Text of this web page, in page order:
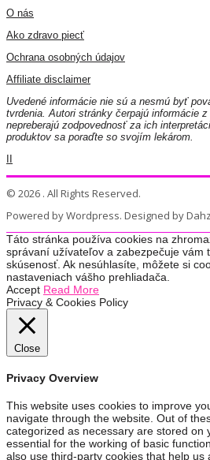
O nás
Ako zdravo piecť
Ochrana osobných údajov
Affiliate disclaimer
Uvedené informácie nie sú a nesmú byť
tvrdenia. Autori stránky čerpajú informácie
nepreberajú zodpovednosť za ich
produktov sa poraďte so svojím lekárom.
© 2026 . All Rights Reserved.
Powered by Wordpress. Designed by Dahz
Táto stránka používa cookies na
správaní užívateľov a zabezpečuje vám
skúsenosť. Ak nesúhlasíte, môžete si
nastaveniach vášho prehliadača.
Accept Read More
Privacy & Cookies Policy
Close
Privacy Overview
This website uses cookies to improve
navigate through the website. Out of
categorized as necessary are stored on
essential for the working of basic
also use third-party cookies that help us